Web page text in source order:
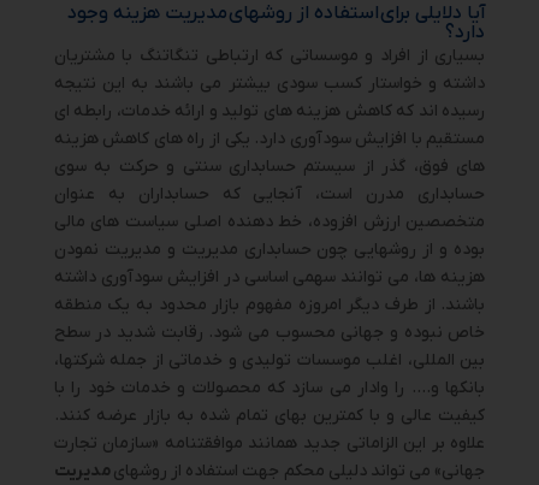
آیا دلایلی برایاستفاده از روشهایمدیریت هزینه وجود
دارد؟
بسیاری از افراد و موسساتی که ارتباطی تنگاتنگ با مشتریان
داشته و خواستار کسب سودی بیشتر می باشند به این نتیجه
رسیده اند که کاهش هزینه های تولید و ارائه خدمات، رابطه ای
مستقیم با افزایش سودآوری دارد. یکی از راه های کاهش هزینه
های فوق، گذر از سیستم حسابداری سنتی و حرکت به سوی
حسابداری مدرن است، آنجایی که حسابداران به عنوان
متخصصین ارزش افزوده، خط دهنده اصلی سیاست های مالی
بوده و از روشهایی چون حسابداری مدیریت و مدیریت نمودن
هزینه ها، می توانند سهمی اساسی در افزایش سودآوری داشته
باشند. از طرف دیگر امروزه مفهوم بازار محدود به یک منطقه
خاص نبوده و جهانی محسوب می شود. رقابت شدید در سطح
بین المللی، اغلب موسسات تولیدی و خدماتی از جمله شرکتها،
بانکها و…. را وادار می سازد که محصولات و خدمات خود را با
کیفیت عالی و با کمترین بهای تمام شده به بازار عرضه کنند.
علاوه بر این الزاماتی جدید همانند موافقتنامه «سازمان تجارت
جهانی» می تواند دلیلی محکم جهت استفاده از روشهای مدیریت